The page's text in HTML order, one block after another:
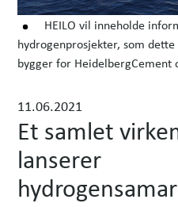
i
n
n
y
e
t
e
r
HEILO vil inneholde
hydrogenprosjekter, som
bygger for HeidelbergCement
11.06.2021
Et samlet
lanserer